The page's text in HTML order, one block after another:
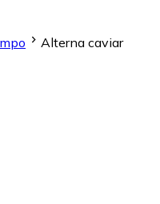
Alterna caviar